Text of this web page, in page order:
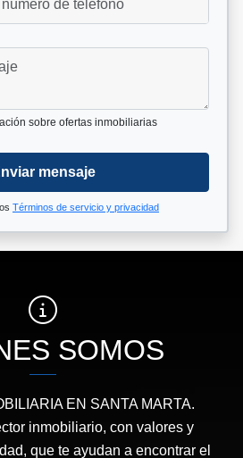
sobre ofertas inmobiliarias
mensaje
Términos de servicio y privacidad
SOMOS
EN SANTA MARTA.
inmobiliario, con valores y
que te ayudan a encontrar el